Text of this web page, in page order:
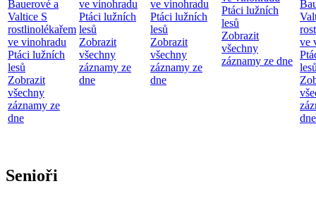
Bauerové a
Valtice S
rostlinolékařem
ve vinohradu
Ptáci lužních
lesů
Zobrazit
všechny
záznamy ze
dne
ve vinohradu
Ptáci lužních
lesů
Zobrazit
všechny
záznamy ze
dne
ve vinohradu
Ptáci lužních
lesů
Zobrazit
všechny
záznamy ze
dne
Ptáci lužních
lesů
Zobrazit
všechny
záznamy ze dne
ve
dne
Senioři